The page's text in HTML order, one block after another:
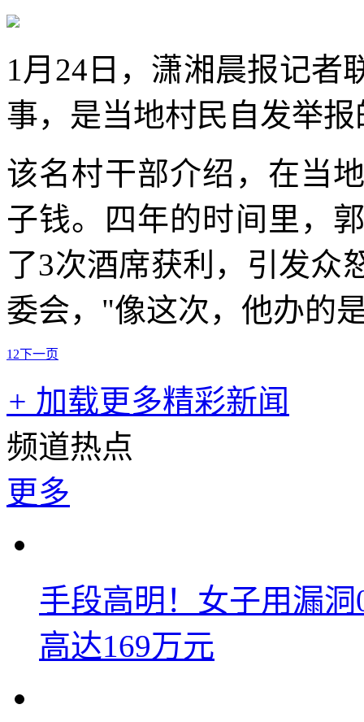
1月24日，潇湘晨报记者
事，是当地村民自发举报
该名村干部介绍，在当
子钱。四年的时间里，
了3次酒席获利，引发众
委会，"像这次，他办的
1 2下一页
+ 加载更多精彩新闻
频道热点
更多
手段高明！女子用漏
高达169万元